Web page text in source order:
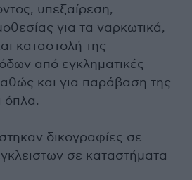
υπεξαίρεση,
για τα ναρκωτικά,
καταστολή της
από εγκληματικές
και για παράβαση της
όπλα.
δικογραφίες σε
σε καταστήματα